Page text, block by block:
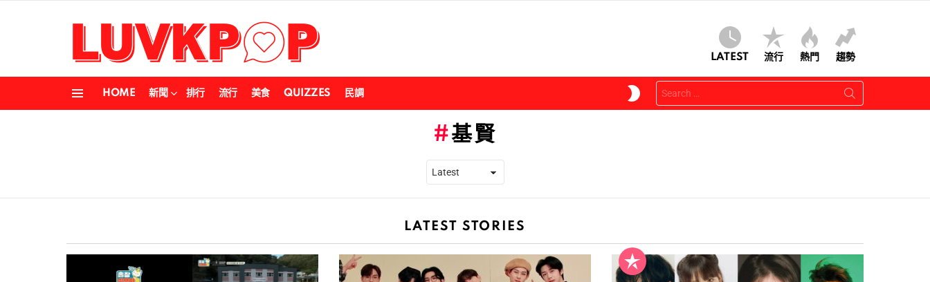
LATEST 流行 熱門 趨勢
HOME 新聞 排行 流行 美食 QUIZZES 民調
SKIN
Search
for:
基賢
LATEST STORIES